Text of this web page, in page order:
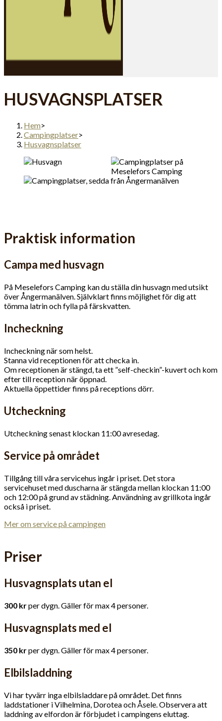
HUSVAGNSPLATSER
Hem>
Campingplatser>
Husvagnsplatser
Praktisk information
Campa med husvagn
På Meselefors Camping kan du ställa din husvagn med utsikt
över Ångermanälven. Självklart finns möjlighet för dig att
tömma latrin och fylla på färskvatten.
Incheckning
Incheckning när som helst.
Stanna vid receptionen för att checka in.
Om receptionen är stängd, ta ett ”self-checkin”-kuvert och kom
efter till reception när öppnad.
Aktuella öppettider finns på receptions dörr.
Utcheckning
Utcheckning senast klockan 11:00 avresedag.
Service på området
Tillgång till våra servicehus ingår i priset. Det stora
servicehuset med duscharna är stängda mellan klockan 11:00
och 12:00 på grund av städning. Användning av grillkota ingår
också i priset.
Mer om service på campingen
Priser
Husvagnsplats utan el
300 krper dygn. Gäller för max 4 personer.
Husvagnsplats med el
350 krper dygn. Gäller för max 4 personer.
Elbilsladdning
Vi har tyvärr inga elbilsladdare på området. Det finns
laddstationer i Vilhelmina, Dorotea och Åsele. Observera att
laddning av elfordon är förbjudet i campingens eluttag.